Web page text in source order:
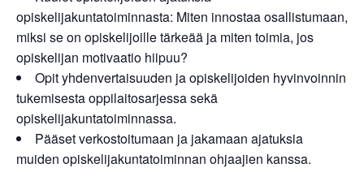
opiskelijakuntatoiminnasta: Miten innostaa osallistumaan,
miksi se on opiskelijoille tärkeää ja miten toimia, jos
opiskelijan motivaatio hiipuu?
Opit yhdenvertaisuuden ja opiskelijoiden hyvinvoinnin
tukemisesta oppilaitosarjessa sekä
opiskelijakuntatoiminnassa.
Pääset verkostoitumaan ja jakamaan ajatuksia
muiden opiskelijakuntatoiminnan ohjaajien kanssa.